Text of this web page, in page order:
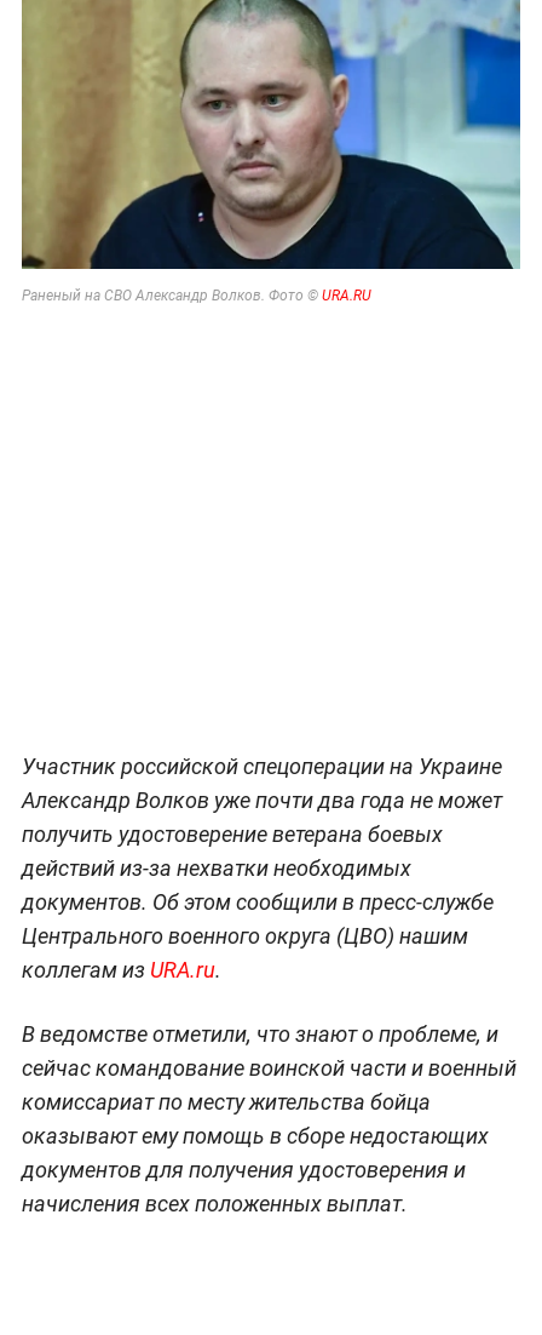
Раненый на СВО Александр Волков. Фото © URA.RU
Участник российской спецоперации на Украине
Александр Волков уже почти два года не может
получить удостоверение ветерана боевых
действий из-за нехватки необходимых
документов. Об этом сообщили в пресс-службе
Центрального военного округа (ЦВО) нашим
коллегам из URA.ru.
В ведомстве отметили, что знают о проблеме, и
сейчас командование воинской части и военный
комиссариат по месту жительства бойца
оказывают ему помощь в сборе недостающих
документов для получения удостоверения и
начисления всех положенных выплат.